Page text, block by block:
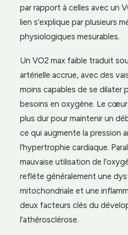
par rapport à celles avec un
lien s’explique par plusieurs
physiologiques mesurables.
Un VO2 max faible traduit
artérielle accrue, avec des
moins capables de se dilater
besoins en oxygène. Le
plus dur pour maintenir un
ce qui augmente la pression
l’hypertrophie cardiaque.
mauvaise utilisation de
reflète généralement une
mitochondriale et une
deux facteurs clés du
l’athérosclérose.